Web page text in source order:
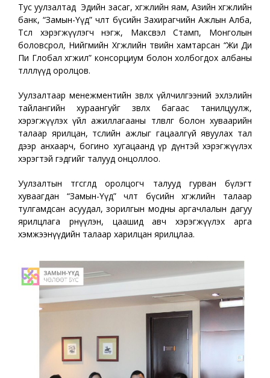
Тус уулзалтад Эдийн засаг, хөгжлийн яам, Азийн хөгжлийн
банк, “Замын-Үүд” чөлөөт бүсийн Захирагчийн Ажлын Алба,
Төсөл хэрэгжүүлэгч нэгж, Максвэл Стамп, Монголын
боловсрол, Нийгмийн Хөгжлийн төвийн хамтарсан “Жи Ди
Пи Глобал хөгжил” консорциум болон холбогдох албаны
төлөөллүүд оролцов.
Уулзалтаар менежментийн зөвлөх үйлчилгээний эхлэлийн
тайлангийн хураангуйг зөвлөх багаас танилцуулж,
хэрэгжүүлэх үйл ажиллагааны төлөвлөгөө болон хуваарийн
талаар ярилцан, төслийн ажлыг гацаалгүй явуулах тал
дээр анхаарч, богино хугацаанд үр дүнтэй хэрэгжүүлэх
хэрэгтэй гэдгийг талууд онцоллоо.
Уулзалтын төгсгөлд оролцогч талууд гурван бүлэгт
хуваагдан “Замын-Үүд” чөлөөт бүсийн хөгжлийн талаар
тулгамдсан асуудал, зорилгын модны аргачлалын дагуу
ярилцлага өрнүүлэн, цаашид авч хэрэгжүүлэх арга
хэмжээнүүдийн талаар харилцан ярилцлаа.